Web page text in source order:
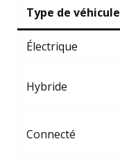
Type de véhicule
Électrique
Hybride
Connecté